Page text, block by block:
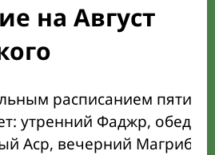
на Август
расписанием пяти
утренний Фаджр,
Аср, вечерний Магриб